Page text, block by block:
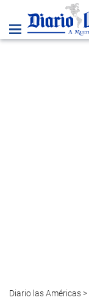
Diario las Américas>